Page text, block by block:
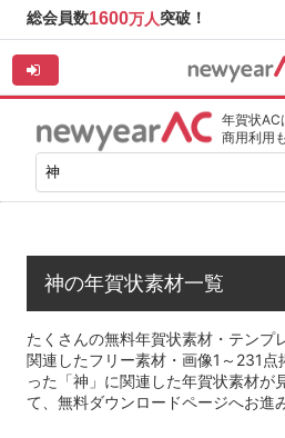
総会員数1600万人突破！
年賀状AC
商用利用
神の年賀状素材一覧
たくさんの無料年賀状素材・テンプ
関連したフリー素材・画像1～231点
った「神」に関連した年賀状素材が
て、無料ダウンロードページへお進